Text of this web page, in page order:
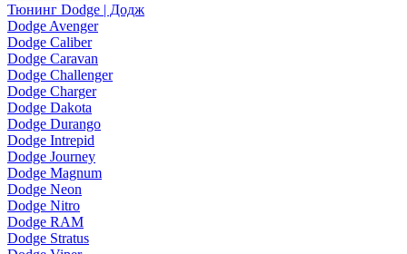
Тюнинг Dodge | Додж
Dodge Avenger
Dodge Caliber
Dodge Caravan
Dodge Challenger
Dodge Charger
Dodge Dakota
Dodge Durango
Dodge Intrepid
Dodge Journey
Dodge Magnum
Dodge Neon
Dodge Nitro
Dodge RAM
Dodge Stratus